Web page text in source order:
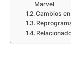
Marvel
Cambios
Relacionado